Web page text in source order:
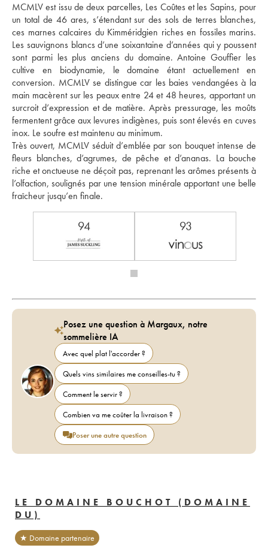
MCMLV est issu de deux parcelles, Les Coûtes et les Sapins, pour
un total de 46 ares, s’étendant sur des sols de terres blanches,
ces marnes calcaires du Kimméridgien riches en fossiles marins.
Les sauvignons blancs d’une soixantaine d’années qui y poussent
sont parmi les plus anciens du domaine. Antoine Gouffier les
cultive en biodynamie, le domaine étant actuellement en
conversion. MCMLV se distingue car les baies vendangées à la
main macèrent sur les peaux entre 24 et 48 heures, apportant un
surcroit d’expression et de matière. Après pressurage, les moûts
fermentent grâce aux levures indigènes, puis sont élevés en cuves
inox. Le soufre est maintenu au minimum.
Très ouvert, MCMLV séduit d’emblée par son bouquet intense de
fleurs blanches, d’agrumes, de pêche et d’ananas. La bouche
riche et onctueuse ne déçoit pas, reprenant les arômes présents à
l’olfaction, soulignés par une tension minérale apportant une belle
94 93
Posez une question à Margaux, notre
sommelière IA
Avec quel plat l'accorder ?
Quels vins similaires me conseilles-tu ?
Comment le servir ?
Combien va me coûter la livraison ?
Poser une autre question
LE DOMAINE BOUCHOT (DOMAINE
DU)
★ Domaine partenaire